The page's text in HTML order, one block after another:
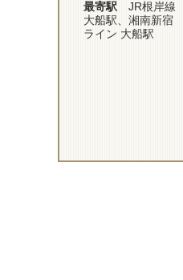
最寄駅 JR根岸線
大船駅、湘南新宿
ライン 大船駅